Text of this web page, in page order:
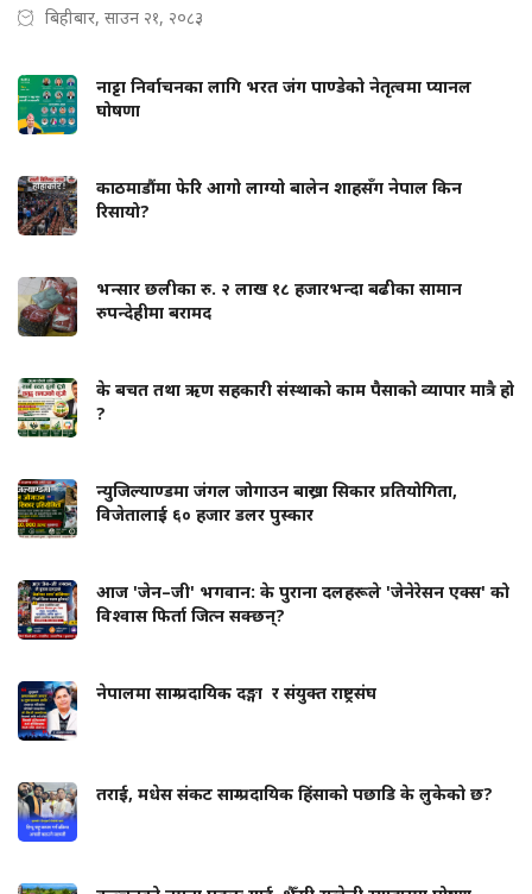
बिहीबार, साउन २१, २०८३
नाट्टा निर्वाचनका लागि भरत जंग पाण्डेको नेतृत्वमा प्यानल
घोषणा
काठमाडौंमा फेरि आगो लाग्यो बालेन शाहसँग नेपाल किन
रिसायो?
भन्सार छलीका रु. २ लाख १८ हजारभन्दा बढीका सामान
रुपन्देहीमा बरामद
के बचत तथा ऋण सहकारी संस्थाको काम पैसाको व्यापार मात्रै हो
?
न्युजिल्याण्डमा जंगल जोगाउन बाख्रा सिकार प्रतियोगिता,
विजेतालाई ६० हजार डलर पुस्कार
आज 'जेन–जी' भगवान: के पुराना दलहरूले 'जेनेरेसन एक्स' को
विश्वास फिर्ता जित्न सक्छन्?
नेपालमा साम्प्रदायिक दङ्गा र संयुक्त राष्ट्रसंघ
तराई, मधेस संकट साम्प्रदायिक हिंसाको पछाडि के लुकेको छ?